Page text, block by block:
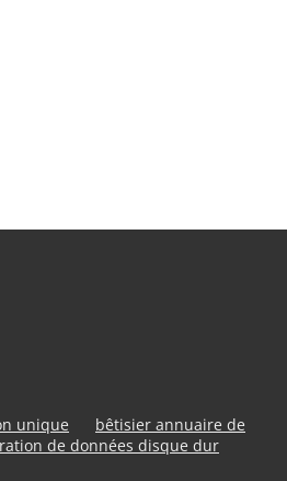
unique
bêtisier annuaire de
de données disque dur